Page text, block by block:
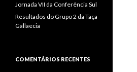
Jornada VII da Conferência Sul
Resultados do Grupo 2 da Taça
Gallaecia
COMENTÁRIOS RECENTES